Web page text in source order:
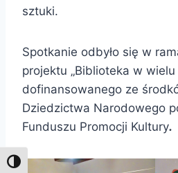
Toggle High Contrast
sztuki.
Spotkanie odbyło się w
projektu „Biblioteka w wielu
dofinansowanego ze
Dziedzictwa Narodowego
Funduszu Promocji Kultury.